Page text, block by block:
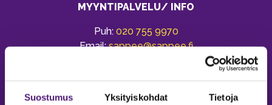
Suostumus Yksityiskohdat Tietoja
MYYNTIPALVELU/ INFO
Puh: 020 755 9970
Email:sappee@sappee.fi